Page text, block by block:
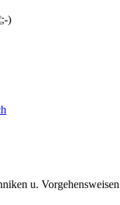
u. Vorgehensweisen